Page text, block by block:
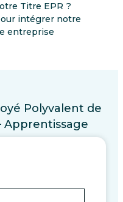
Titre EPR ?
intégrer notre
entreprise
Polyvalent de
Apprentissage